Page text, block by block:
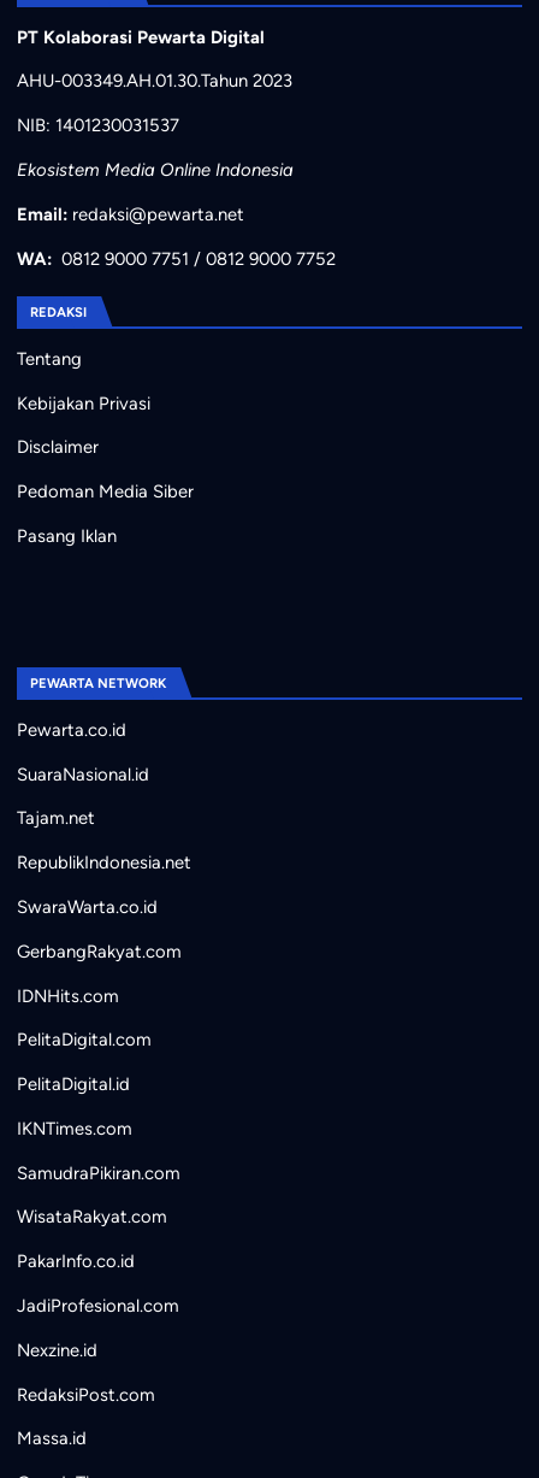
PT Kolaborasi Pewarta Digital
AHU-003349.AH.01.30.Tahun 2023
NIB: 1401230031537
Ekosistem Media Online Indonesia
Email: redaksi@pewarta.net
WA: 0812 9000 7751 / 0812 9000 7752
REDAKSI
Tentang
Kebijakan Privasi
Disclaimer
Pedoman Media Siber
Pasang Iklan
PEWARTA NETWORK
Pewarta.co.id
SuaraNasional.id
Tajam.net
RepublikIndonesia.net
SwaraWarta.co.id
GerbangRakyat.com
IDNHits.com
PelitaDigital.com
PelitaDigital.id
IKNTimes.com
SamudraPikiran.com
WisataRakyat.com
PakarInfo.co.id
JadiProfesional.com
Nexzine.id
RedaksiPost.com
Massa.id